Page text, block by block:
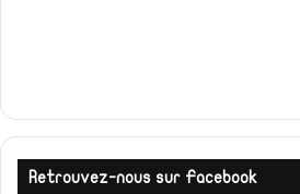
Retrouvez-nous sur Facebook